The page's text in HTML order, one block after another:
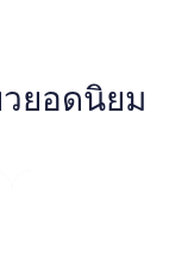
ยอดนิยม